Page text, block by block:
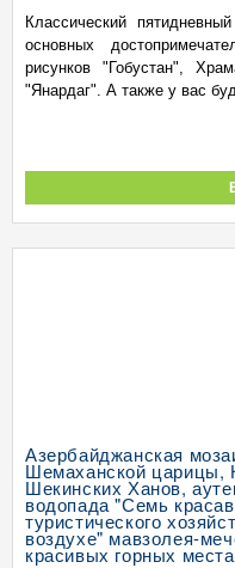
Классический
основных
рисунков "Гобустан",
"Янардаг". А также у вас
Азербайджанская
Шемаханской царицы,
Шекинских Ханов,
водопада "Семь
туристического
воздухе" мавзолея-
красивых горных